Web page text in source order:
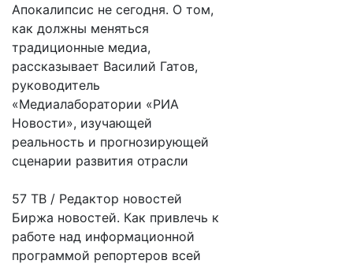
Апокалипсис не сегодня. О том,
как должны меняться
традиционные медиа,
рассказывает Василий Гатов,
руководитель
«Медиалаборатории «РИА
Новости», изучающей
реальность и прогнозирующей
сценарии развития отрасли
57 ТВ / Редактор новостей
Биржа новостей. Как привлечь к
работе над информационной
программой репортеров всей